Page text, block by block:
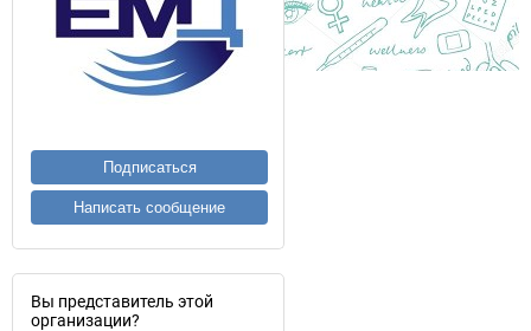
Подписаться
Написать сообщение
Вы представитель этой
организации?